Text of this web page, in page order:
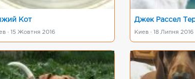
Кот
· 15 Жовтня 2016
Джек Рассел
Киев · 18 Липня 2016